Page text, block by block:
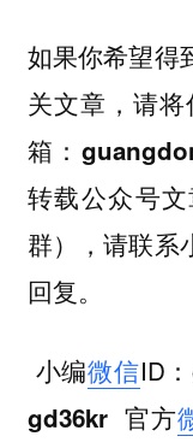
如果你希望得
关文章 ，请
箱：
转载公众号
群）
，请联系
回复。
小编微信ID
gd36kr 官方